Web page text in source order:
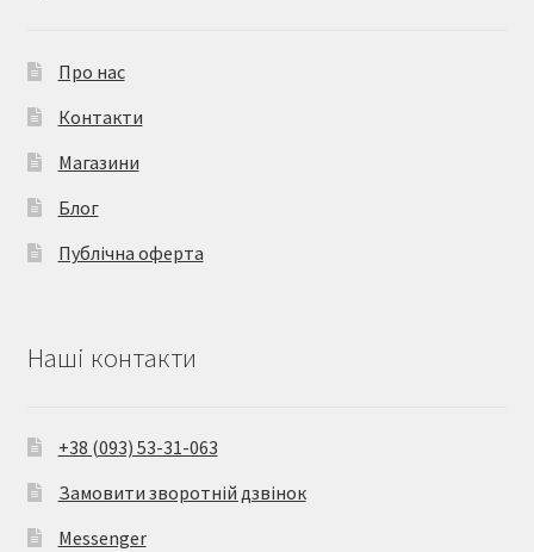
Про нас
Контакти
Магазини
Блог
Публічна оферта
Наші контакти
+38 (093) 53-31-063
Замовити зворотній дзвінок
Messenger